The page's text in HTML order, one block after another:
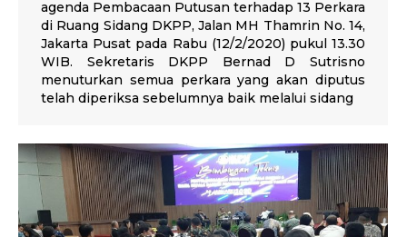
agenda Pembacaan Putusan terhadap 13 Perkara
di Ruang Sidang DKPP, Jalan MH Thamrin No. 14,
Jakarta Pusat pada Rabu (12/2/2020) pukul 13.30
WIB. Sekretaris DKPP Bernad D Sutrisno
menuturkan semua perkara yang akan diputus
telah diperiksa sebelumnya baik melalui sidang